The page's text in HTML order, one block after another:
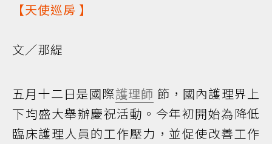
【天使巡房 】
文／那緹
五月十二日是國際護理師 節，國內護理界上
下均盛大舉辦慶祝活動。今年初開始為降低
臨床護理人員的工作壓力，並促使改善工作